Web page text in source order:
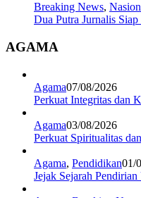
Breaking News,
Dua Putra Jurnalis
AGAMA
Agama07/08/2026
Perkuat Integritas dan
Agama03/08/2026
Perkuat Spiritualitas
Agama, Pendidikan01/
Jejak Sejarah